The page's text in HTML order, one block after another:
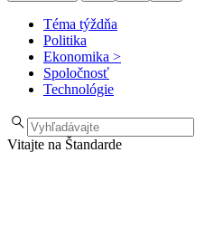
Téma týždňa
Politika
Ekonomika >
Spoločnosť
Technológie
Vitajte na Štandarde